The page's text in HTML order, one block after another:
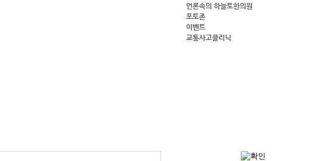
언론속의 하늘토한의원
포토존
이벤트
교통사고클리닉